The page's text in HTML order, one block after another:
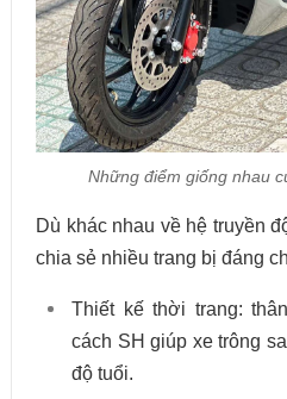
Những điểm giống nhau
Dù khác nhau về hệ truyền
chia sẻ nhiều trang bị đáng
Thiết kế thời trang:
cách SH giúp xe trông
độ tuổi.